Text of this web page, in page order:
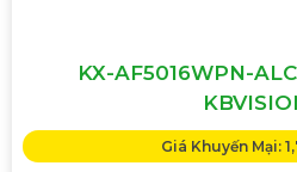
KX-AF5016WPN-
Giá Khuyến Mại: